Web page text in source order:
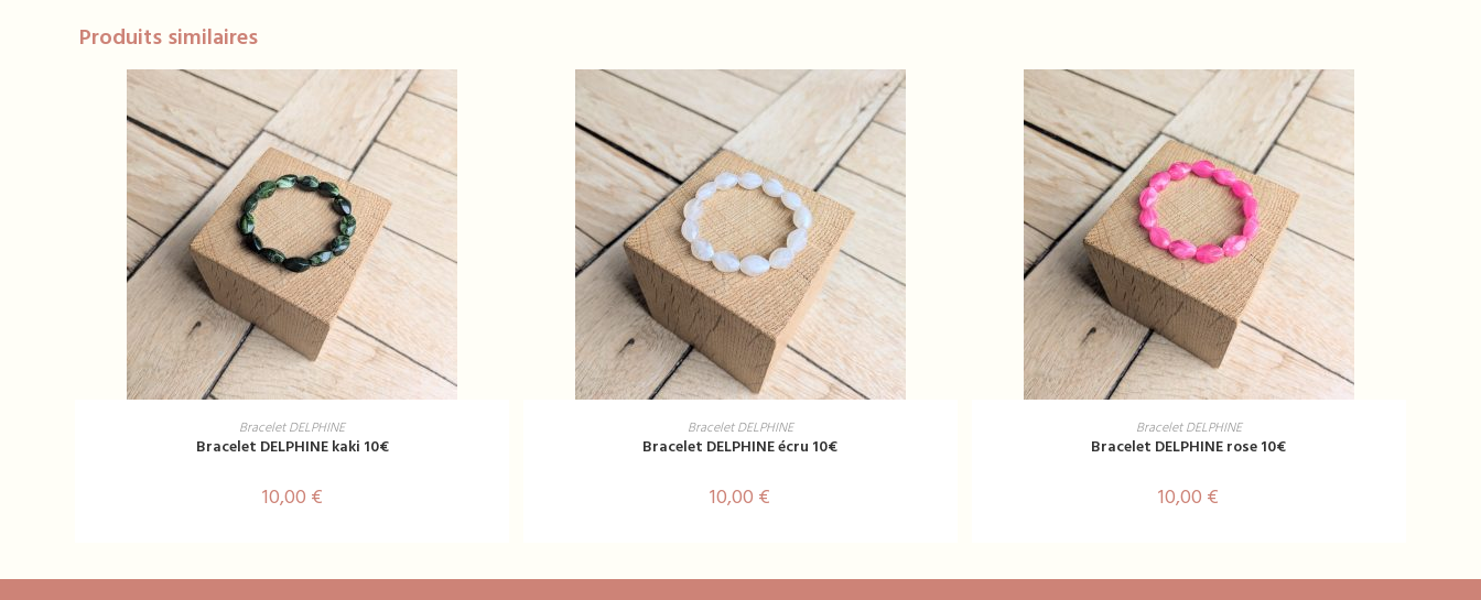
Produits similaires
AJOUTER AU PANIER
Bracelet DELPHINE
Bracelet DELPHINE kaki 10€
10,00 €
AJOUTER AU PANIER
Bracelet DELPHINE
Bracelet DELPHINE écru 10€
10,00 €
AJOUTER AU PANIER
Bracelet DELPHINE
Bracelet DELPHINE rose 10€
10,00 €